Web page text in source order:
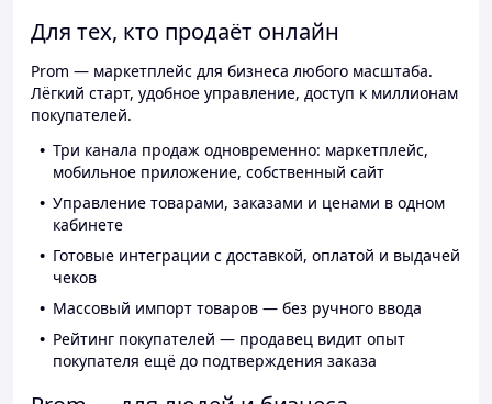
Для тех, кто продаёт онлайн
Prom — маркетплейс для бизнеса любого масштаба.
Лёгкий старт, удобное управление, доступ к миллионам
покупателей.
Три канала продаж одновременно: маркетплейс,
мобильное приложение, собственный сайт
Управление товарами, заказами и ценами в одном
кабинете
Готовые интеграции с доставкой, оплатой и выдачей
чеков
Массовый импорт товаров — без ручного ввода
Рейтинг покупателей — продавец видит опыт
покупателя ещё до подтверждения заказа